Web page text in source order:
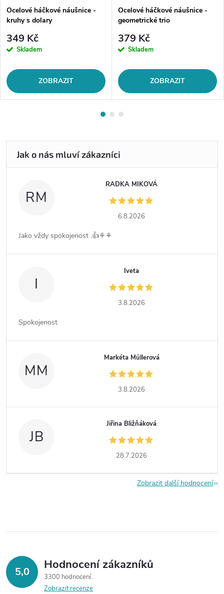
Ocelové háčkové náušnice -
kruhy s dolary
349 Kč
Skladem
ZOBRAZIT
Ocelové háčkové náušnice -
geometrické trio
379 Kč
Skladem
ZOBRAZIT
RM
RADKA MIKOVÁ
6.8.2026
Jako vždy spokojenost .👍⚘️⚘️
I
Iveta
3.8.2026
Spokojenost
MM
Markéta Müllerová
3.8.2026
JB
Jiřina Bližňáková
28.7.2026
Zobrazit další hodnocení
5,0 Hodnocení zákazníků
3300 hodnocení
Zobrazit recenze